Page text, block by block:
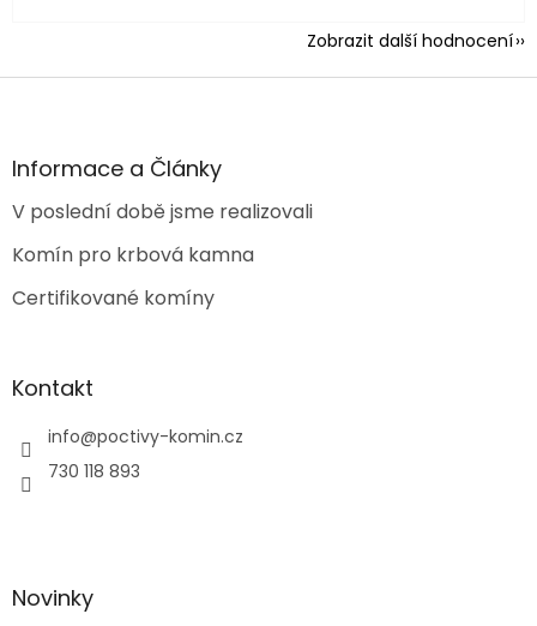
Zobrazit další hodnocení
Z
aInformace a Články
V poslední době jsme realizovali
Komín pro krbová kamna
Certifikované komíny
Kontakt
info@poctivy-komin.cz
730 118 893
Novinky